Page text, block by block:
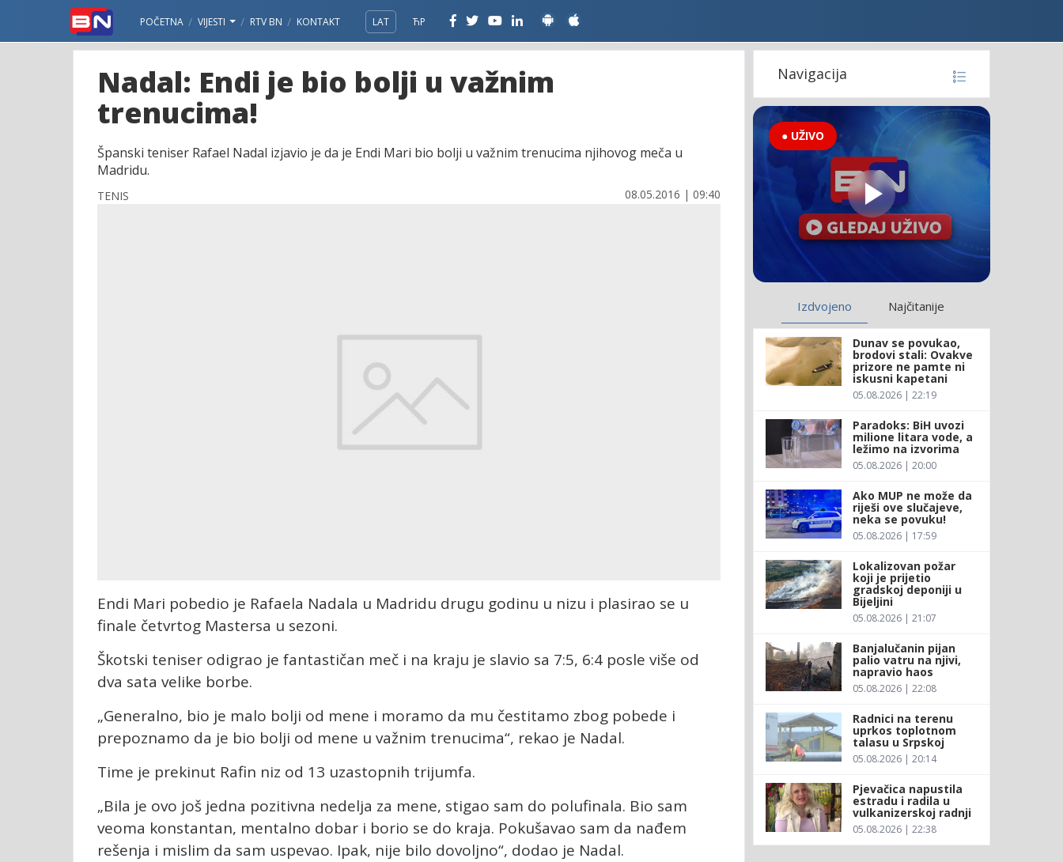
POČETNA VIJESTI RTV BN KONTAKT LAT ЋР
Nadal: Endi je bio bolji u važnim
trenucima!
Španski teniser Rafael Nadal izjavio je da je Endi Mari bio bolji u važnim trenucima njihovog meča u
Madridu.
TENIS 08.05.2016 | 09:40
Endi Mari pobedio je Rafaela Nadala u Madridu drugu godinu u nizu i plasirao se u
finale četvrtog Mastersa u sezoni.
Škotski teniser odigrao je fantastičan meč i na kraju je slavio sa 7:5, 6:4 posle više od
dva sata velike borbe.
„Generalno, bio je malo bolji od mene i moramo da mu čestitamo zbog pobede i
prepoznamo da je bio bolji od mene u važnim trenucima“, rekao je Nadal.
Time je prekinut Rafin niz od 13 uzastopnih trijumfa.
„Bila je ovo još jedna pozitivna nedelja za mene, stigao sam do polufinala. Bio sam
veoma konstantan, mentalno dobar i borio se do kraja. Pokušavao sam da nađem
rešenja i mislim da sam uspevao. Ipak, nije bilo dovoljno“, dodao je Nadal.
Navigacija
● UŽIVO
Izdvojeno Najčitanije
Dunav se povukao,
brodovi stali: Ovakve
prizore ne pamte ni
iskusni kapetani
05.08.2026 | 22:19
Paradoks: BiH uvozi
milione litara vode, a
ležimo na izvorima
05.08.2026 | 20:00
Ako MUP ne može da
riješi ove slučajeve,
neka se povuku!
05.08.2026 | 17:59
Lokalizovan požar
koji je prijetio
gradskoj deponiji u
Bijeljini
05.08.2026 | 21:07
Banjalučanin pijan
palio vatru na njivi,
napravio haos
05.08.2026 | 22:08
Radnici na terenu
uprkos toplotnom
talasu u Srpskoj
05.08.2026 | 20:14
Pjevačica napustila
estradu i radila u
vulkanizerskoj radnji
05.08.2026 | 22:38